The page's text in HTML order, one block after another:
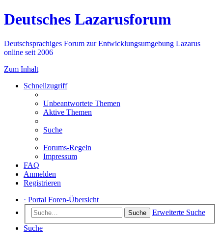
Deutsches Lazarusforum
Deutschsprachiges Forum zur Entwicklungsumgebung Lazarus
online seit 2006
Zum Inhalt
Schnellzugriff
Unbeantwortete Themen
Aktive Themen
Suche
Forums-Regeln
Impressum
FAQ
Anmelden
Registrieren
· Portal Foren-Übersicht
Suche
Erweiterte Suche
Suche